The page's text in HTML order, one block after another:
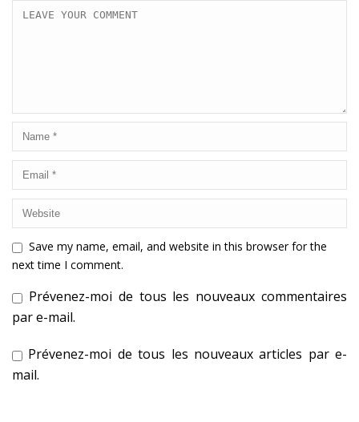
Save my name, email, and website in this browser for the
next time I comment.
Prévenez-moi de tous les nouveaux commentaires
par e-mail.
Prévenez-moi de tous les nouveaux articles par e-
mail.